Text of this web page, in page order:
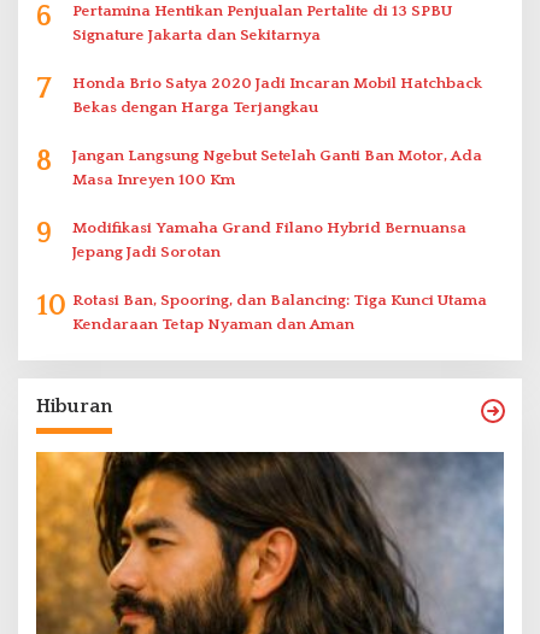
6
Pertamina Hentikan Penjualan Pertalite di 13 SPBU
Signature Jakarta dan Sekitarnya
7
Honda Brio Satya 2020 Jadi Incaran Mobil Hatchback
Bekas dengan Harga Terjangkau
8
Jangan Langsung Ngebut Setelah Ganti Ban Motor, Ada
Masa Inreyen 100 Km
9
Modifikasi Yamaha Grand Filano Hybrid Bernuansa
Jepang Jadi Sorotan
10 Rotasi Ban, Spooring, dan Balancing: Tiga Kunci Utama
Kendaraan Tetap Nyaman dan Aman
Hiburan